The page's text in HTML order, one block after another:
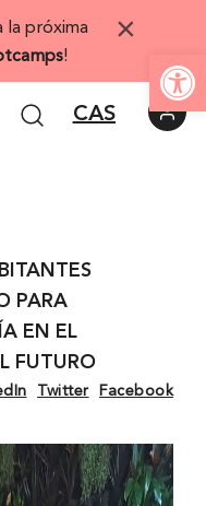
Abrir
la próxima
!
×
CAS
PARA
EN EL
FUTURO
Twitter Facebook